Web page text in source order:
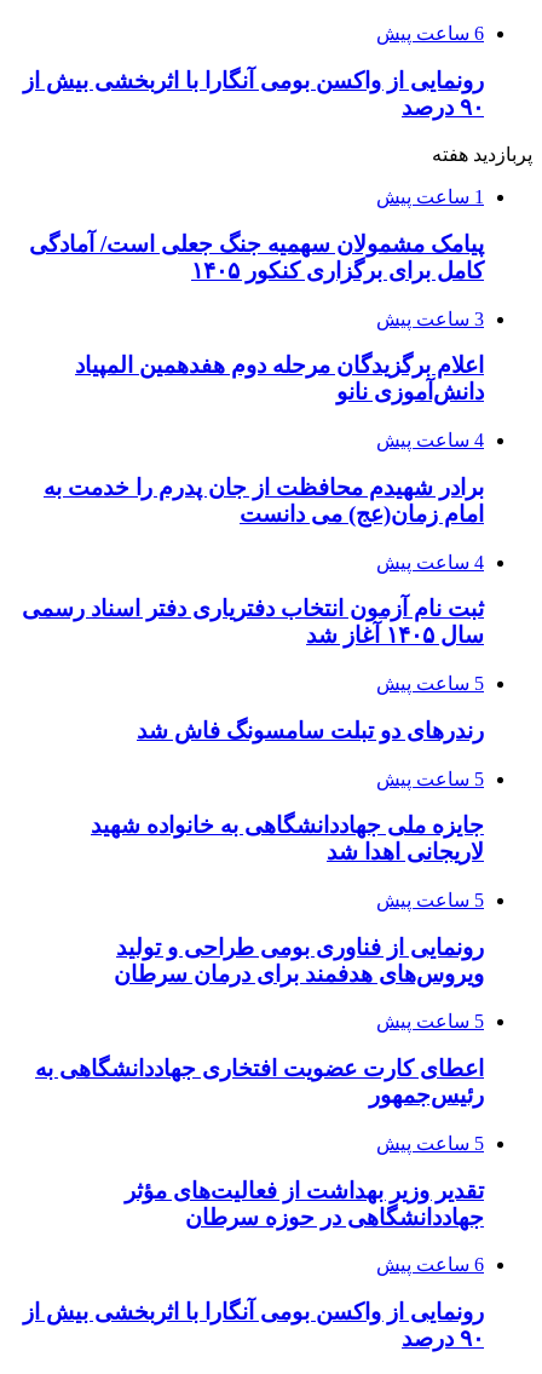
6 ساعت پیش
رونمایی از واکسن بومی آنگارا با اثربخشی بیش از
۹۰ درصد
پربازدید هفته
1 ساعت پیش
پیامک مشمولان سهمیه جنگ جعلی است/ آمادگی
کامل برای برگزاری کنکور ۱۴۰۵
3 ساعت پیش
اعلام برگزیدگان مرحله دوم هفدهمین المپیاد
دانش‌آموزی نانو
4 ساعت پیش
برادر شهیدم محافظت از جان پدرم را خدمت به
امام زمان(عج) می دانست
4 ساعت پیش
ثبت نام آزمون انتخاب دفتریاری دفتر اسناد رسمی
سال ۱۴۰۵ آغاز شد
5 ساعت پیش
رندرهای دو تبلت سامسونگ فاش شد
5 ساعت پیش
جایزه ملی جهاددانشگاهی به خانواده شهید
لاریجانی اهدا شد
5 ساعت پیش
رونمایی از فناوری بومی طراحی و تولید
ویروس‌های هدفمند برای درمان سرطان
5 ساعت پیش
اعطای کارت عضویت افتخاری جهاددانشگاهی به
رئیس‌جمهور
5 ساعت پیش
تقدیر وزیر بهداشت از فعالیت‌های مؤثر
جهاددانشگاهی در حوزه سرطان
6 ساعت پیش
رونمایی از واکسن بومی آنگارا با اثربخشی بیش از
۹۰ درصد